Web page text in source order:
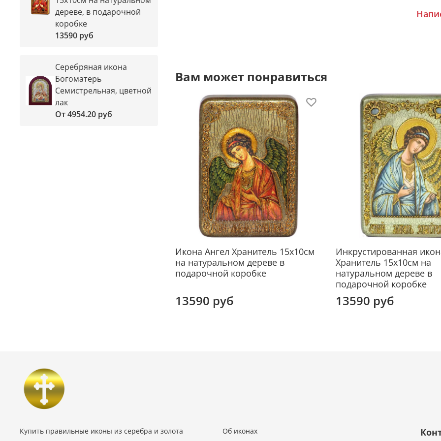
на
за
Вам может понравиться
Икона Ангел Хранитель 15х10см
на натуральном дереве в
подарочной коробке
13590 руб
Инкрустированная
Хранитель 15х10см на
натуральном дереве в
подарочной коробке
13590 руб
дереве, в подарочной
коробке
13590 руб
Серебряная икона
Богоматерь
Семистрельная, цветной
лак
От4954.20 руб
Купить правильные иконы из серебра и золота Об иконах